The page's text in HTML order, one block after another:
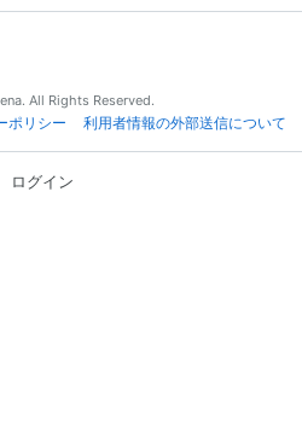
All Rights Reserved.
ポリシー 利用者情報の外部送信について
ログイン